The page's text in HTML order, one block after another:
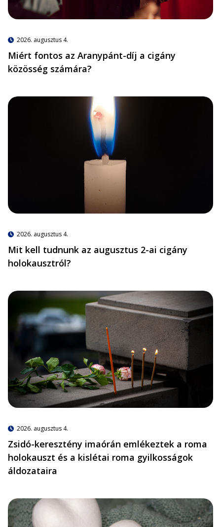
2026. augusztus 4.
Miért fontos az Aranypánt-díj a cigány
közösség számára?
2026. augusztus 4.
Mit kell tudnunk az augusztus 2-ai cigány
holokausztról?
2026. augusztus 4.
Zsidó-keresztény imaórán emlékeztek a roma
holokauszt és a kislétai roma gyilkosságok
áldozataira